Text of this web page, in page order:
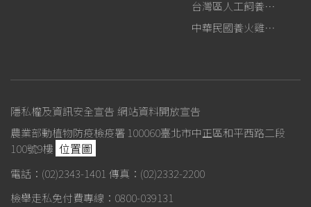
台灣區人工飼養鴕鳥協會
中華民國養火雞協會
隱私權及資訊安全宣告 網站資料開放宣告
農業部動植物防疫檢疫署 100060臺北市中正區和平西路二段
100號9樓 位置圖
電話：(02)2343-1401 傳真：(02)2332-2200
檢舉走私免付費專線：0800-039131